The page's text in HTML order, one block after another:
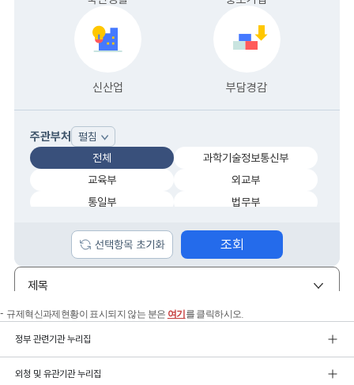
규제혁신과제현황이 표시되지 않는 분은 여기 를 클릭하시오.
정부 관련기관 누리집
외청 및 유관기관 누리집